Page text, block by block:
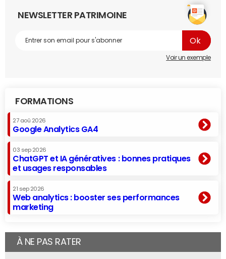
NEWSLETTER PATRIMOINE
Voir un exemple
FORMATIONS
27 aoû 2026
Google Analytics GA4
03 sep 2026
ChatGPT et IA génératives : bonnes pratiques
et usages responsables
21 sep 2026
Web analytics : booster ses performances
marketing
À NE PAS RATER